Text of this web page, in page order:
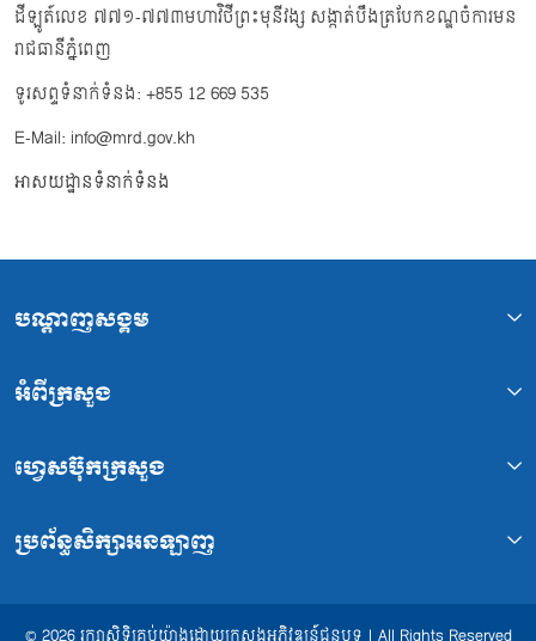
ដីឡូត៍លេខ ៧៧១-៧៧៣មហាវិថីព្រះមុនីវង្ស សង្កាត់បឹងត្របែកខណ្ឌចំការមន
រាជធានីភ្នំពេញ
ទូរសព្ទទំនាក់ទំនង: +855 12 669 535
E-Mail: info@mrd.gov.kh
អាសយដ្ឋានទំនាក់ទំនង
បណ្ដាញសង្គម
អំពីក្រសួង
ហ្វេសប៊ុកក្រសួង
ប្រព័ន្ធសិក្សាអនឡាញ